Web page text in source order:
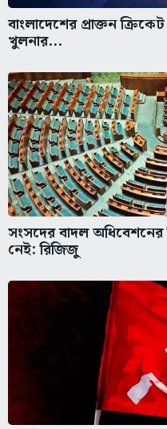
বাংলাদেশের প্রাক্তন
খুলনার...
সংসদের বাদল অধিবেশনের
নেই: রিজিজু